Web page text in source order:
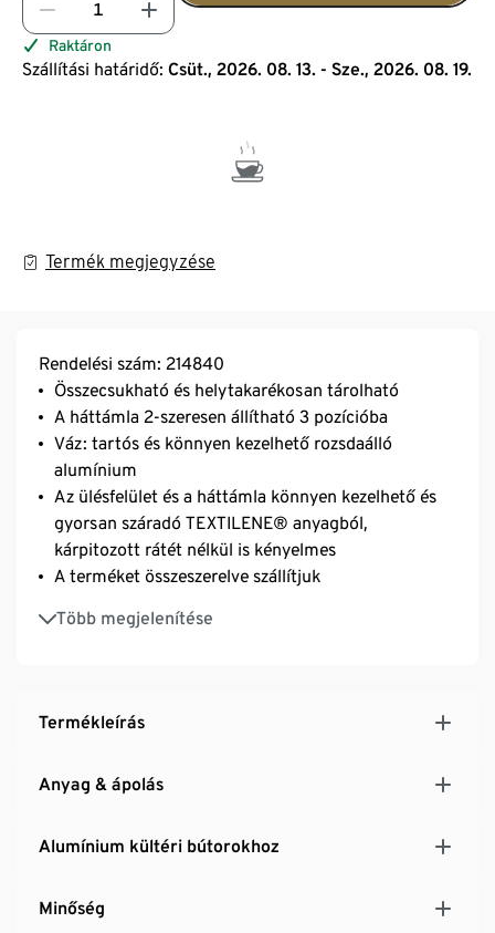
Raktáron
Szállítási határidő: Csüt., 2026. 08. 13. - Sze., 2026. 08. 19.
Termék megjegyzése
Rendelési szám: 214840
Összecsukható és helytakarékosan tárolható
A háttámla 2-szeresen állítható 3 pozícióba
Váz: tartós és könnyen kezelhető rozsdaálló
alumínium
Az ülésfelület és a háttámla könnyen kezelhető és
gyorsan száradó TEXTILENE® anyagból,
kárpitozott rátét nélkül is kényelmes
A terméket összeszerelve szállítjuk
Több megjelenítése
UV- és időjárásálló
Megjegyzés: a támlákra való párnák megtalálhatók
Termékleírás
Anyag & ápolás
Alumínium kültéri bútorokhoz
Minőség